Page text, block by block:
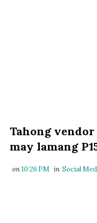
Tahong
may lamang
on10:26 PM in Social